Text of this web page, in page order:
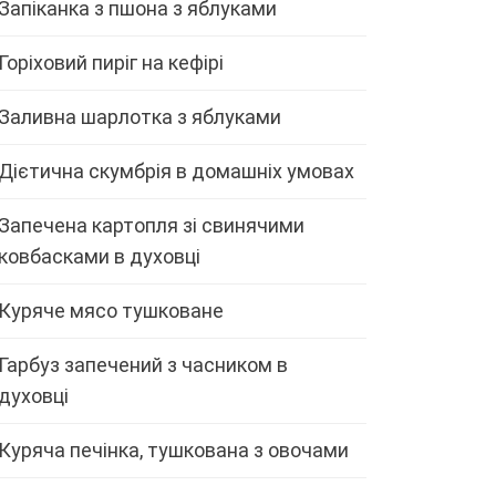
з пшона з яблуками
пиріг на кефірі
шарлотка з яблуками
скумбрія в домашніх умовах
картопля зі свинячими
в духовці
мясо тушковане
запечений з часником в
печінка, тушкована з овочами